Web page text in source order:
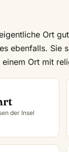
Ort
ebenfalls. Sie
Ort mit
der Insel